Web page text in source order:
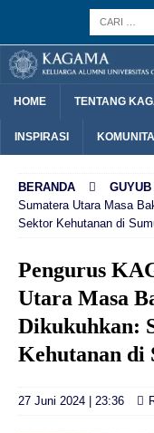
HOME TENTANG
INSPIRASI
BERANDA GUYUB
Sumatera Utara Masa
Sektor Kehutanan di
Pengurus
Utara Masa
Dikukuhkan:
Kehutanan di
27 Juni 2024 | 23:36